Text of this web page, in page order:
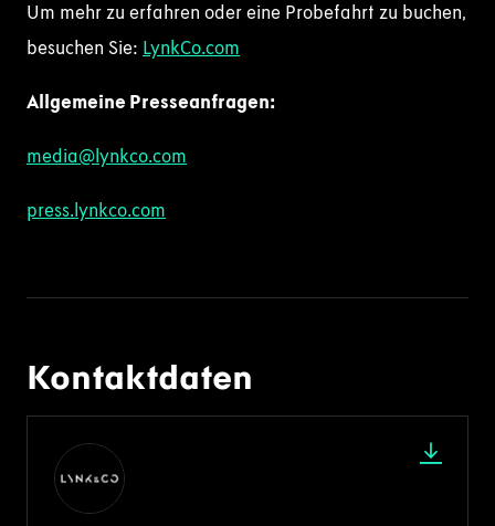
Um mehr zu erfahren oder eine Probefahrt zu buchen,
besuchen Sie: LynkCo.com
Allgemeine Presseanfragen:
media@lynkco.com
press.lynkco.com
Kontaktdaten